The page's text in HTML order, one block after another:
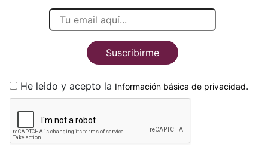
Suscribirme
He leido y acepto la Información básica de privacidad.